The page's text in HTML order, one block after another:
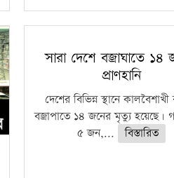
সারা দেশে বজ্রাঘাতে ১৪
প্রাণহানি
দেশের বিভিন্ন স্থানে
বজ্রাপাতে ১৪ জনের মৃত্যু হয়েছে।
৫ জন,...
বিস্তারিত